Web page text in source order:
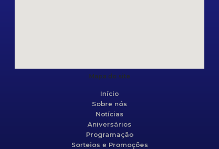
Mapa do site
Início
Sobre nós
Notícias
Aniversários
Programação
Sorteios e Promoções